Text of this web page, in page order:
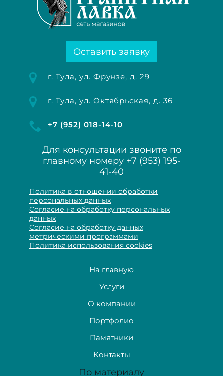
Оставить заявку
г. Тула, ул. Фрунзе, д. 29
г. Тула, ул. Октябрьская, д. 36
+7 (952) 018-14-10
Для консультации звоните по
главному номеру +7 (953) 195-
41-40
Политика в отношении обработки
персональных данных
Согласие на обработку персональных
данных
Согласие на обработку данных
метрическими программами
Политика использования cookies
На главную
Услуги
О компании
Портфолио
Памятники
Контакты
По материалу